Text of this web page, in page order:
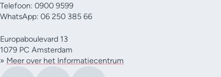
Telefoon: 0900 9599
WhatsApp: 06 250 385 66
Europaboulevard 13
1079 PC Amsterdam
» Meer over het Informatiecentrum